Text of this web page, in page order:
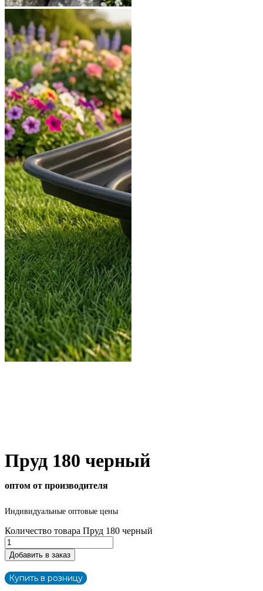
Пруд 180 черный
оптом от производителя
Индивидуальные оптовые цены
Количество товара Пруд 180 черный
Добавить в заказ
Купить в розницу